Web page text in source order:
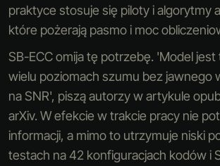
praktyce stosuje się piloty i algorytmy
które pożerają pasmo i moc
SB-ECC omija tę potrzebę. 'Model
wielu poziomach szumu bez jawnego
na SNR', piszą autorzy w artykule
arXiv. W efekcie w trakcie pracy nie
informacji, a mimo to utrzymuje niski
testach na 42 konfiguracjach kodów i